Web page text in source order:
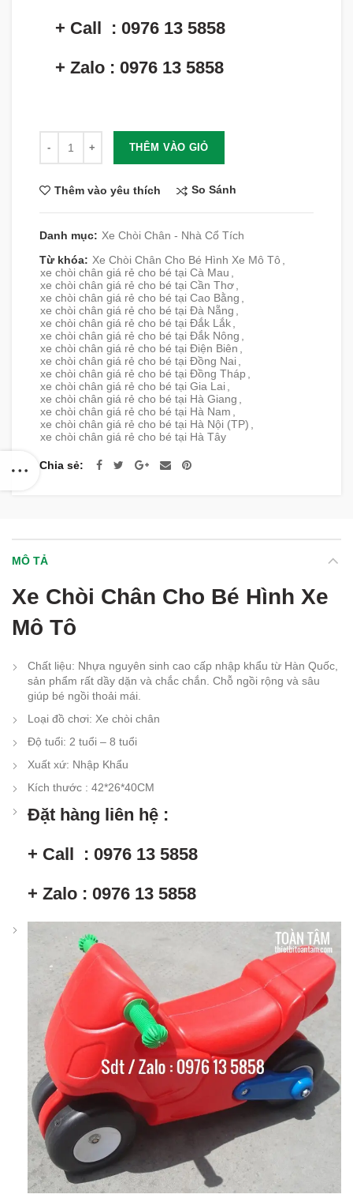
+ Call : 0976 13 5858
+ Zalo : 0976 13 5858
THÊM VÀO GIỎ
Thêm vào yêu thích So Sánh
Danh mục: Xe Chòi Chân - Nhà Cổ Tích
Từ khóa: Xe Chòi Chân Cho Bé Hình Xe Mô Tô
xe chòi chân giá rẻ cho bé tại Cà Mau
xe chòi chân giá rẻ cho bé tại Cần Thơ
xe chòi chân giá rẻ cho bé tại Cao Bằng
xe chòi chân giá rẻ cho bé tại Đà Nẵng
xe chòi chân giá rẻ cho bé tại Đắk Lắk
xe chòi chân giá rẻ cho bé tại Đắk Nông
xe chòi chân giá rẻ cho bé tại Điện Biên
xe chòi chân giá rẻ cho bé tại Đồng Nai
xe chòi chân giá rẻ cho bé tại Đồng Tháp
xe chòi chân giá rẻ cho bé tại Gia Lai
xe chòi chân giá rẻ cho bé tại Hà Giang
xe chòi chân giá rẻ cho bé tại Hà Nam
xe chòi chân giá rẻ cho bé tại Hà Nội (TP)
xe chòi chân giá rẻ cho bé tại Hà Tây
Chia sẻ
MÔ TẢ
Xe Chòi Chân Cho Bé Hình Xe
Mô Tô
Chất liệu: Nhựa nguyên sinh cao cấp nhập khẩu từ Hàn Quốc,
sản phẩm rất dầy dặn và chắc chắn. Chỗ ngồi rộng và sâu
giúp bé ngồi thoải mái.
Loại đồ chơi: Xe chòi chân
Độ tuổi: 2 tuổi – 8 tuổi
Xuất xứ: Nhập Khẩu
Kích thước : 42*26*40CM
Đặt hàng liên hệ :
+ Call : 0976 13 5858
+ Zalo : 0976 13 5858